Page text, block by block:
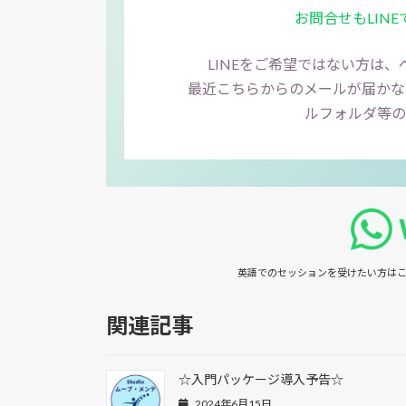
お問合せもLINE
LINEをご希望ではない方は
最近こちらからのメールが届か
ルフォルダ等
英語でのセッションを受けたい方は
関連記事
☆入門パッケージ導入予告☆